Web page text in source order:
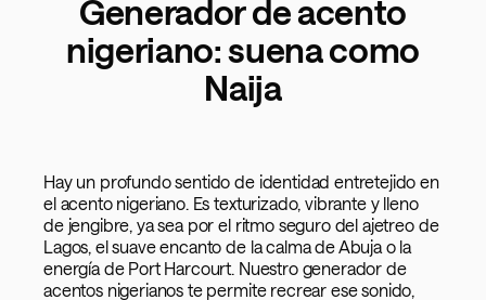
Generador de acento
nigeriano: suena como
Naija
Hay un profundo sentido de identidad entretejido en
el acento nigeriano. Es texturizado, vibrante y lleno
de jengibre, ya sea por el ritmo seguro del ajetreo de
Lagos, el suave encanto de la calma de Abuja o la
energía de Port Harcourt. Nuestro generador de
acentos nigerianos te permite recrear ese sonido,